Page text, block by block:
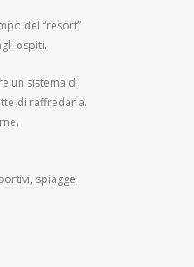
del “resort”
ospiti.
un sistema di
di raffredarla.
spiagge,